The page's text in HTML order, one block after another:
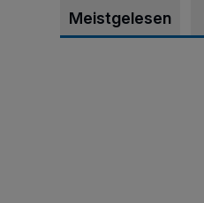
Meistgelesen